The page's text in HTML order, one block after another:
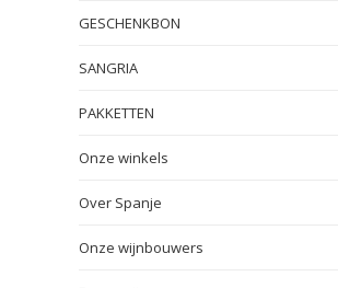
GESCHENKBON
SANGRIA
PAKKETTEN
Onze winkels
Over Spanje
Onze wijnbouwers